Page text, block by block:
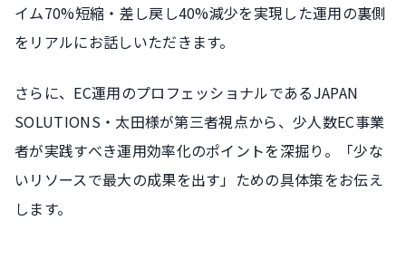
イム70%短縮・差し戻し40%減少を実現した運用の裏側
をリアルにお話しいただきます。
さらに、EC運用のプロフェッショナルであるJAPAN
SOLUTIONS・太田様が第三者視点から、少人数EC事業
者が実践すべき運用効率化のポイントを深掘り。「少な
いリソースで最大の成果を出す」ための具体策をお伝え
します。